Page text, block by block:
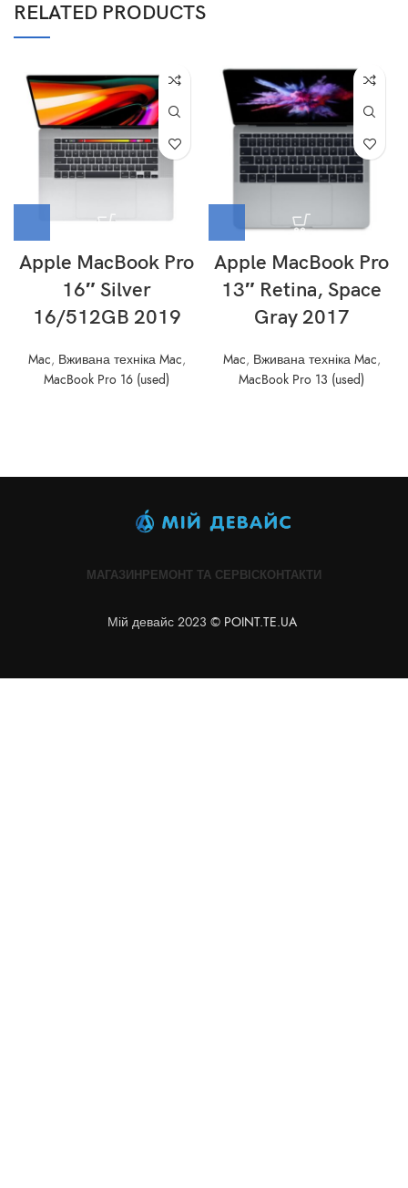
RELATED PRODUCTS
Apple MacBook Pro
16″ Silver
16/512GB 2019
Mac, Вживана техніка Mac,
MacBook Pro 16 (used)
Apple MacBook Pro
13″ Retina, Space
Gray 2017
Mac, Вживана техніка Mac,
MacBook Pro 13 (used)
МАГАЗИНРЕМОНТ ТА СЕРВІСКОНТАКТИ
Мій девайс 2023 © POINT.TE.UA